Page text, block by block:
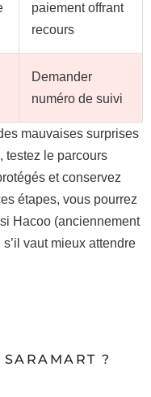
paiement offrant
recours
Demander
numéro de suivi
mauvaises surprises
testez le parcours
et conservez
étapes, vous pourrez
Hacoo (anciennement
vaut mieux attendre
?